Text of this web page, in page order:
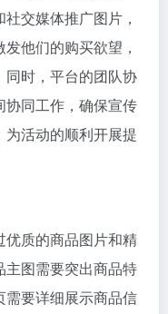
交媒体推广图片，
他们的购买欲望，
同时，平台的团队协
同工作，确保宣传
活动的顺利开展提
质的商品图片和精
主图需要突出商品特
需要详细展示商品信